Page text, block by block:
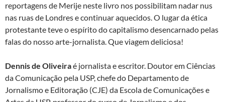
reportagens de Merije neste livro nos possibilitam nadar nus
nas ruas de Londres e continuar aquecidos. O lugar da ética
protestante teve o espírito do capitalismo desencarnado pelas
falas do nosso arte-jornalista. Que viagem deliciosa!
Dennis de Oliveiraé jornalista e escritor. Doutor em Ciências
da Comunicação pela USP, chefe do Departamento de
Jornalismo e Editoração (CJE) da Escola de Comunicações e